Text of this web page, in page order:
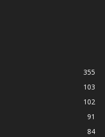
355
103
102
91
84